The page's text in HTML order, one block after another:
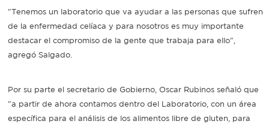
"Tenemos un laboratorio que va ayudar a las personas que sufren
de la enfermedad celíaca y para nosotros es muy importante
destacar el compromiso de la gente que trabaja para ello",
agregó Salgado.
Por su parte el secretario de Gobierno, Oscar Rubinos señaló que
"a partir de ahora contamos dentro del Laboratorio, con un área
específica para el análisis de los alimentos libre de gluten, para